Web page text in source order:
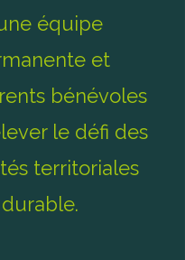
équipe
et
bénévoles
le défi des
territoriales
durable.